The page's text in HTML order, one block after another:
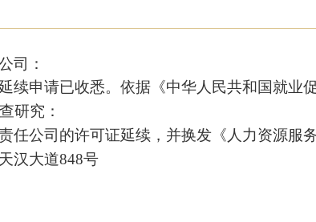
司：
续申请已收悉。依据《中华人民共和国就业
研究：
任公司的许可证延续，并换发《人力资源服
汉大道848号